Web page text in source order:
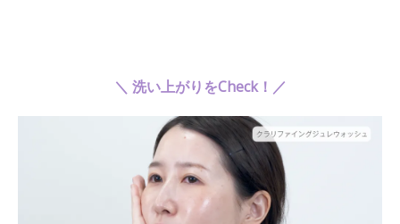
＼ 洗い上がりをCheck！／